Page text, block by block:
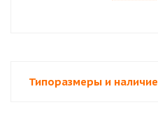
Типоразмеры и наличие